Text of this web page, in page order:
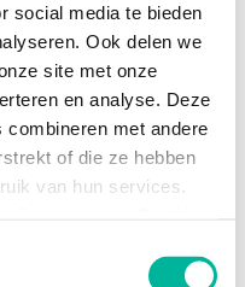
social media te bieden
Ook delen we
site met onze
en analyse. Deze
combineren met andere
of die ze hebben
van hun services.
wie minder vaak
Zo laat je no-
geeft en
te nemen.
inzicht in welke
shows vertellen je